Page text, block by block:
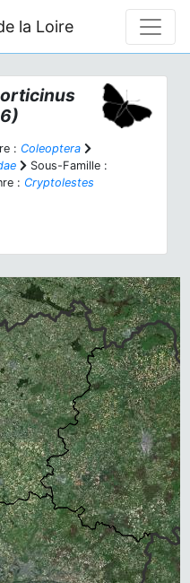
la Loire
: Coleoptera
Sous-Famille :
: Cryptolestes